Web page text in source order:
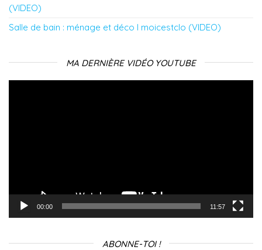
(VIDEO)
Salle de bain : ménage et déco l moicestclo (VIDEO)
MA DERNIÈRE VIDÉO YOUTUBE
00:00 11:57
ABONNE-TOI !